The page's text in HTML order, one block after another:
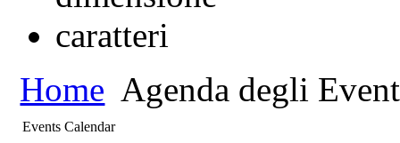
Home Agenda degli
Events Calendar